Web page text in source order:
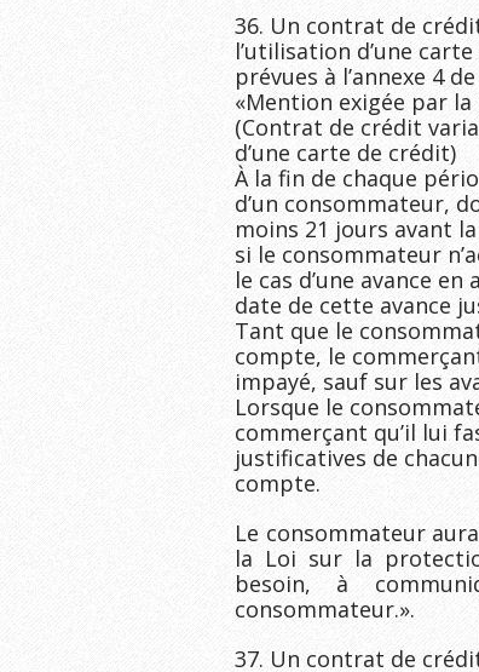
36. Un contrat de
l’utilisation d’une
prévues à l’annexe 4
«Mention exigée par
(Contrat de crédit
d’une carte de crédit)
À la fin de chaque
d’un consommateur,
moins 21 jours avant
si le consommateur
le cas d’une avance
date de cette avance
Tant que le
compte, le
impayé, sauf sur les
Lorsque le
commerçant qu’il lui
justificatives de
compte.
Le consommateur
la Loi sur la
besoin, à
consommateur.».
37. Un contrat de